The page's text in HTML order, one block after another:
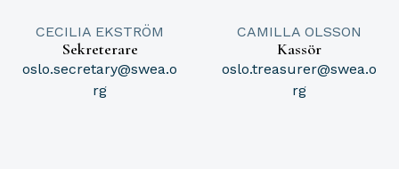
CECILIA EKSTRÖM
Sekreterare
oslo.secretary@swea.o
rg
CAMILLA OLSSON
Kassör
oslo.treasurer@swea.o
rg